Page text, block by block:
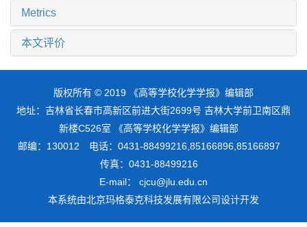
Metrics
本文评价
版权所有 © 2019 《高等学校化学学报》编辑部
地址：吉林省长春市高新区前进大街2699号 吉林大学前卫南区鼎
新楼C526室 《高等学校化学学报》编辑部
邮编：130012 电话：0431-88499216,85166896,85166897
传真：0431-88499216
E-mail： cjcu@jlu.edu.cn
本系统由北京玛格泰克科技发展有限公司设计开发